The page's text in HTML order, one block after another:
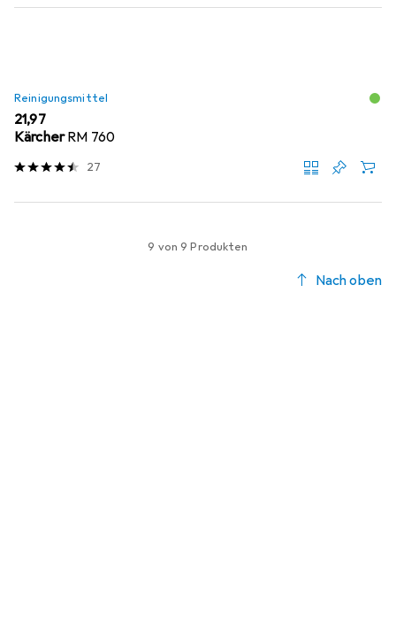
Reinigungsmittel
EUR
21,97
KärcherRM 760
27
9 von 9 Produkten
Nach oben